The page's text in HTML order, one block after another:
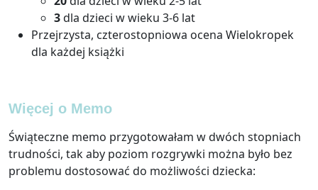
3dla dzieci w wieku 3-6 lat
Przejrzysta, czterostopniowa ocena Wielokropek
dla każdej książki
Więcej o Memo
Świąteczne memo przygotowałam w dwóch stopniach
trudności, tak aby poziom rozgrywki można było bez
problemu dostosować do możliwości dziecka: